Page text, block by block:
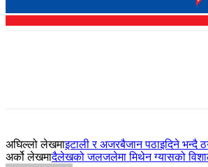
अघिल्लो लेखमाइटाली र अजरबैजान पठाइदिने भन्दै
अर्को लेखमादैलेखको जलजलेमा मिथेन ग्यासको